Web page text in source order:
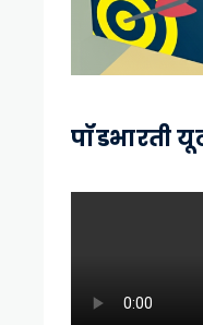
पॉडभारती